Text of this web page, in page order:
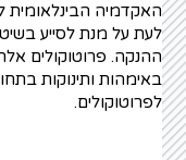
האקדמיה
לעת על מנת לסייע
ההנקה. פרוטוקולים
באימהות ותינוקות
לפרוטוקולים.